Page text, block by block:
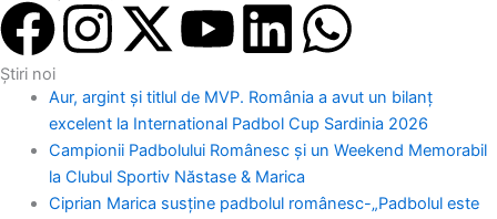
F
a
c
e
I
n
s
t
X
-
t
w
Y
o
u
t
L
i
n
k
W
h
a
t
Știri noi
Aur, argint și titlul de MVP. România a avut un bilanț
excelent la International Padbol Cup Sardinia 2026
Campionii Padbolului Românesc și un Weekend Memorabil
la Clubul Sportiv Năstase & Marica
Ciprian Marica susține padbolul românesc-„Padbolul este